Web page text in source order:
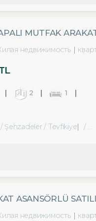
MUTFAK
недвижимость
2
1
Şehzadeler/ Tevfikiye / Yarhasanlar Mah.
ASANSÖRLÜ
недвижимость